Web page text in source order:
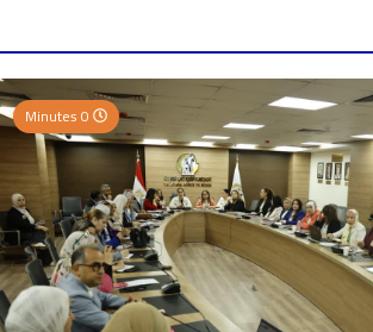
0 Minutes